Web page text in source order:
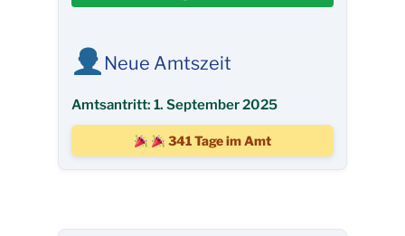
Neue Amtszeit
Amtsantritt: 1. September 2025
341 Tage im Amt